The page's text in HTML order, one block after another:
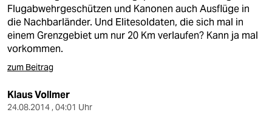
Flugabwehrgeschützen und Kanonen auch Ausflüge in
die Nachbarländer. Und Elitesoldaten, die sich mal in
einem Grenzgebiet um nur 20 Km verlaufen? Kann ja mal
vorkommen.
zum Beitrag
Klaus Vollmer
24.08.2014 , 04:01 Uhr